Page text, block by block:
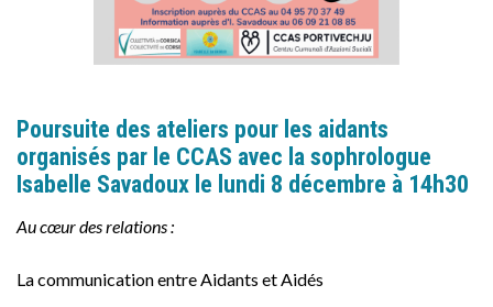
Poursuite des ateliers pour les aidants
organisés par le CCAS avec la sophrologue
Isabelle Savadoux le lundi 8 décembre à 14h30
Au cœur des relations:
La communication entre Aidants et Aidés